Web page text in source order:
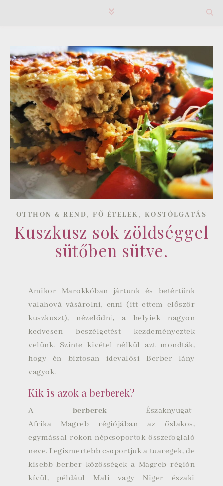
OTTHON & REND ,FŐ ÉTELEK , KOSTÓLGATÁS
Kuszkusz sok zöldséggel
sütőben sütve.
Amikor Marokkóban jártunk és betértünk
valahová vásárolni, enni (itt ettem először
kuszkuszt), nézelődni, a helyiek nagyon
kedvesen beszélgetést kezdeményeztek
velünk. Szinte kivétel nélkül azt mondták,
hogy én biztosan idevalósi Berber lány
vagyok.
Kik is azok a berberek?
A berberek
Északnyugat-
Afrika
Magreb régiójában az őslakos,
egymással rokon népcsoportok összefoglaló
neve. Legismertebb csoportjuk a tuaregek, de
kisebb berber közösségek a Magreb régión
kívül, például Mali vagy Niger északi